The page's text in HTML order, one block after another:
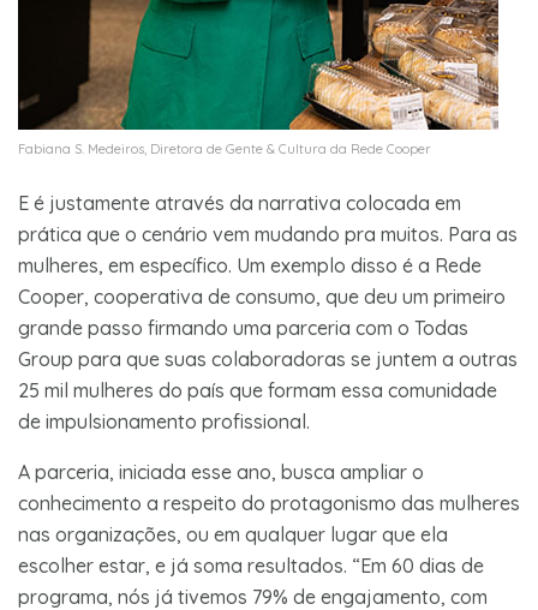
Fabiana S. Medeiros, Diretora de Gente & Cultura da Rede Cooper
E é justamente através da narrativa colocada em
prática que o cenário vem mudando pra muitos. Para as
mulheres, em específico. Um exemplo disso é a Rede
Cooper, cooperativa de consumo, que deu um primeiro
grande passo firmando uma parceria com o Todas
Group para que suas colaboradoras se juntem a outras
25 mil mulheres do país que formam essa comunidade
de impulsionamento profissional.
A parceria, iniciada esse ano, busca ampliar o
conhecimento a respeito do protagonismo das mulheres
nas organizações, ou em qualquer lugar que ela
escolher estar, e já soma resultados. “Em 60 dias de
programa, nós já tivemos 79% de engajamento, com